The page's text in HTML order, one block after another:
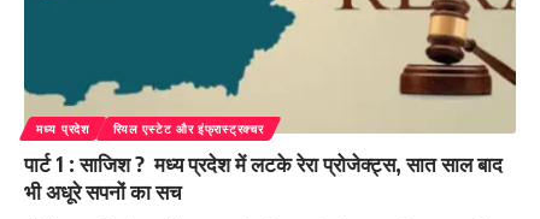
मध्य प्रदेश रियल एस्टेट और इंफ्रास्ट्रक्चर
पार्ट 1 : साजिश ? मध्य प्रदेश में लटके रेरा प्रोजेक्ट्स, सात साल बाद
भी अधूरे सपनों का सच